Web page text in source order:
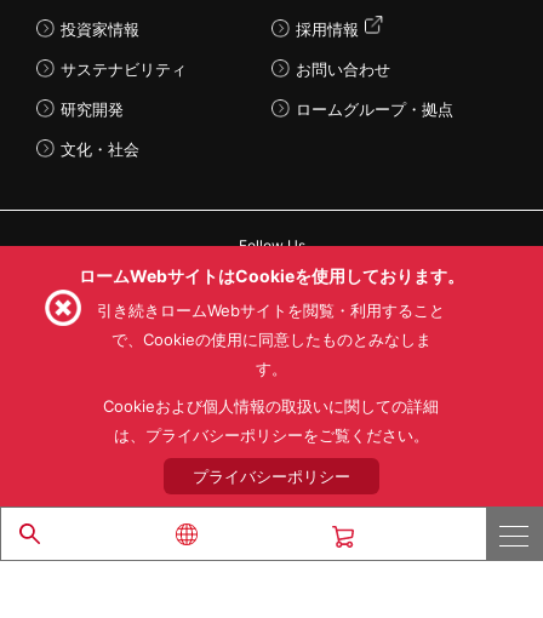
投資家情報
サステナビリティ
研究開発
文化・社会
採用情報
お問い合わせ
ロームグループ・拠点
Follow Us
利用目的
プライバシーポリシー
サイトマップ
ローム製品の販売に関する標準契約条件書(PDF)
© 1997 - 2026 ROHM CO., LTD. ALL RIGHTS RESERVED.
ロームWebサイトはCookieを使用しております。
引き続きロームWebサイトを閲覧・利用すること
で、Cookieの使用に同意したものとみなしま
す。
Cookieおよび個人情報の取扱いに関しての詳細
は、プライバシーポリシーをご覧ください。
プライバシーポリシー